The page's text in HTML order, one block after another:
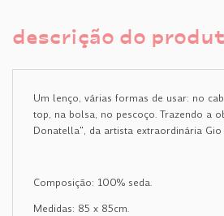
descrição do
Um lenço, várias formas de usar: no
top, na bolsa, no pescoço. Trazendo a
Donatella", da artista extraordinária Gio
Composição: 100% seda.
Medidas: 85 x 85cm.